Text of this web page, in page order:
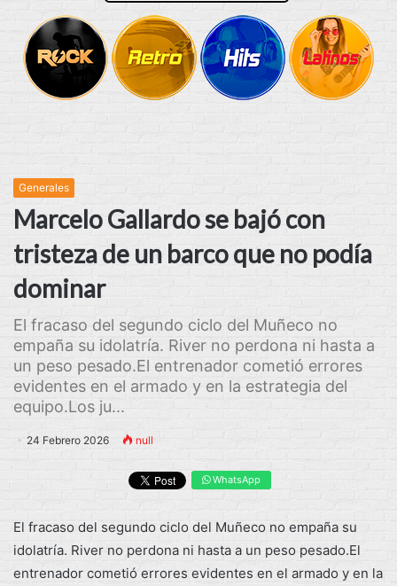
Generales
Marcelo Gallardo se bajó con
tristeza de un barco que no podía
dominar
El fracaso del segundo ciclo del Muñeco no
empaña su idolatría. River no perdona ni hasta a
un peso pesado.El entrenador cometió errores
evidentes en el armado y en la estrategia del
equipo.Los ju...
24 Febrero 2026 null
WhatsApp
El fracaso del segundo ciclo del Muñeco no empaña su
idolatría. River no perdona ni hasta a un peso pesado.El
entrenador cometió errores evidentes en el armado y en la